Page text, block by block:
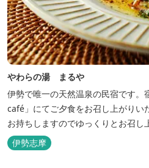
やわらの湯 まるや
伊勢で唯一の天然温泉の民宿です
café」にてご夕食をお召し上がりい
お持ちしますのでゆっくりとお召し
呂完備、駅近、夫婦岩まで徒歩15分
伊勢志摩